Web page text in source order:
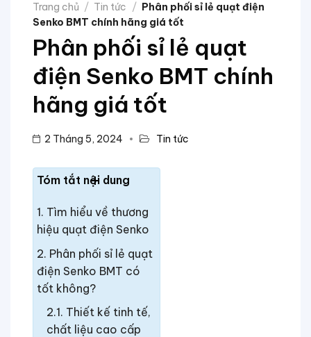
TIỀN
TRONG
NGÀY
ĐẦU
TIÊN
Trang chủ / Tin tức / Phân phối sỉ lẻ quạt điện
Senko BMT chính hãng giá tốt
Phân phối sỉ lẻ quạt
điện Senko BMT chính
hãng giá tốt
2 Tháng 5, 2024 Tin tức
Tóm tắt nội dung
Tìm hiểu về thương
hiệu quạt điện Senko
Phân phối sỉ lẻ quạt
điện Senko BMT có
tốt không?
Thiết kế tinh tế,
chất liệu cao cấp